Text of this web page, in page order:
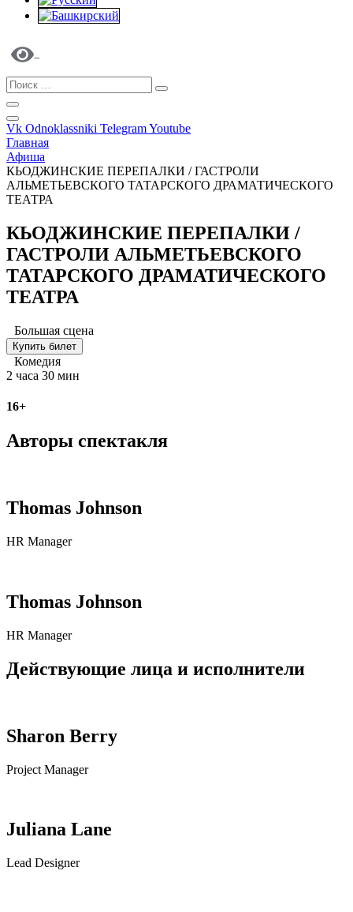
Vk Odnoklassniki TelegramYoutube
Главная
Афиша
КЬОДЖИНСКИЕ ПЕРЕПАЛКИ / ГАСТРОЛИ
АЛЬМЕТЬЕВСКОГО ТАТАРСКОГО ДРАМАТИЧЕСКОГО
ТЕАТРА
КЬОДЖИНСКИЕ ПЕРЕПАЛКИ /
ГАСТРОЛИ АЛЬМЕТЬЕВСКОГО
ТАТАРСКОГО ДРАМАТИЧЕСКОГО
ТЕАТРА
Большая сцена
Купить билет
Комедия
2 часа 30 мин
16+
Авторы спектакля
Thomas Johnson
HR Manager
Thomas Johnson
HR Manager
Действующие лица и исполнители
Sharon Berry
Project Manager
Juliana Lane
Lead Designer